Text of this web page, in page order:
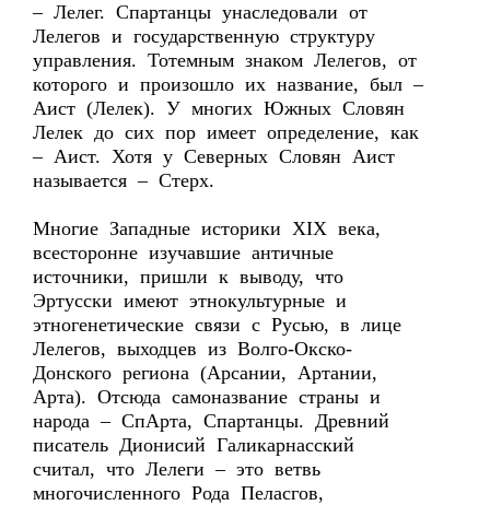
– Лелег. Спартанцы унаследовали от
Лелегов и государственную структуру
управления. Тотемным знаком Лелегов, от
которого и произошло их название, был –
Аист (Лелек). У многих Южных Словян
Лелек до сих пор имеет определение, как
– Аист. Хотя у Северных Словян Аист
называется – Стерх.
Многие Западные историки XIX века,
всесторонне изучавшие античные
источники, пришли к выводу, что
Эртусски имеют этнокультурные и
этногенетические связи с Русью, в лице
Лелегов, выходцев из Волго-Окско-
Донского региона (Арсании, Артании,
Арта). Отсюда самоназвание страны и
народа – СпАрта, Спартанцы. Древний
писатель Дионисий Галикарнасский
считал, что Лелеги – это ветвь
многочисленного Рода Пеласгов,